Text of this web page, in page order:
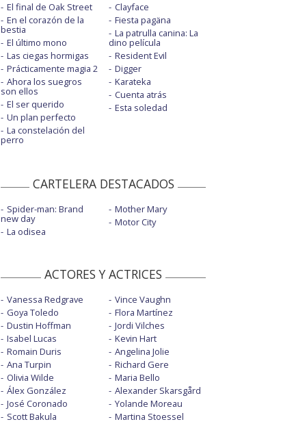
El final de Oak Street
En el corazón de la
bestia
El último mono
Las ciegas hormigas
Prácticamente magia 2
Ahora los suegros
son ellos
El ser querido
Un plan perfecto
La constelación del
perro
Clayface
Fiesta pagäna
La patrulla canina: La
dino película
Resident Evil
Digger
Karateka
Cuenta atrás
Esta soledad
CARTELERA DESTACADOS
Spider-man: Brand
new day
La odisea
Mother Mary
Motor City
ACTORES Y ACTRICES
Vanessa Redgrave
Goya Toledo
Dustin Hoffman
Isabel Lucas
Romain Duris
Ana Turpin
Olivia Wilde
Álex González
José Coronado
Scott Bakula
Vince Vaughn
Flora Martínez
Jordi Vilches
Kevin Hart
Angelina Jolie
Richard Gere
Maria Bello
Alexander Skarsgård
Yolande Moreau
Martina Stoessel